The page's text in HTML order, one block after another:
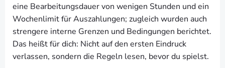
eine Bearbeitungsdauer von wenigen Stunden und ein
Wochenlimit für Auszahlungen; zugleich wurden auch
strengere interne Grenzen und Bedingungen berichtet.
Das heißt für dich: Nicht auf den ersten Eindruck
verlassen, sondern die Regeln lesen, bevor du spielst.